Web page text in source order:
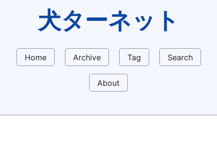
犬ターネット
Home Archive Tag Search
About